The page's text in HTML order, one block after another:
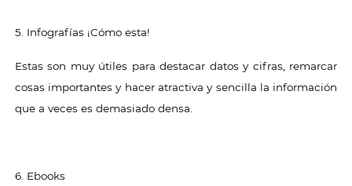
5. Infografías ¡Cómo esta!
Estas son muy útiles para destacar datos y cifras, remarcar
cosas importantes y hacer atractiva y sencilla la información
que a veces es demasiado densa.
6. Ebooks